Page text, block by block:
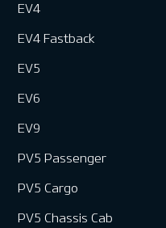
EV4
EV4 Fastback
EV5
EV6
EV9
PV5 Passenger
PV5 Cargo
PV5 Chassis Cab